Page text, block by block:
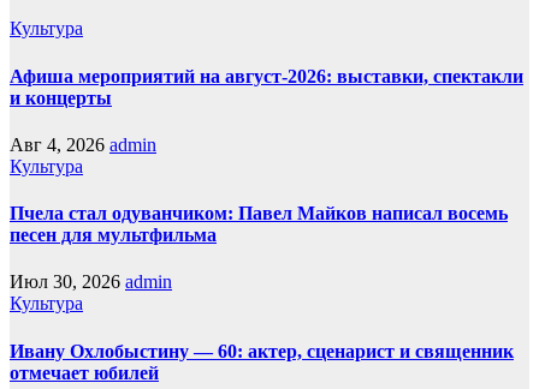
Культура
Афиша мероприятий на август-2026: выставки, спектакли
и концерты
Авг 4, 2026 admin
Культура
Пчела стал одуванчиком: Павел Майков написал восемь
песен для мультфильма
Июл 30, 2026 admin
Культура
Ивану Охлобыстину — 60: актер, сценарист и священник
отмечает юбилей